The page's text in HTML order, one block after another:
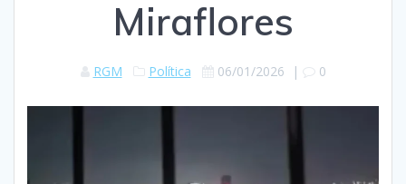
Miraflores
RGM Política 06/01/2026 | 0